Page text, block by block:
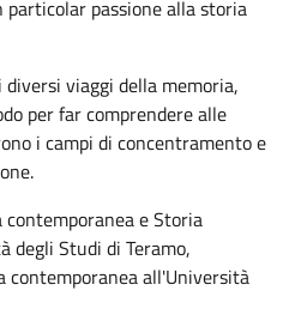
particolar passione alla storia
viaggi della memoria,
per far comprendere alle
i campi di concentramento e
e Storia
degli Studi di Teramo,
all'Università